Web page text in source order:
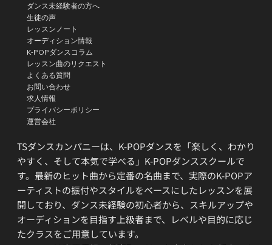
TSダンスカンパニーは、K-POPダンスを「楽しく、わかり
やすく、そして本気で学べる」K-POPダンススクールで
す。最新のヒット曲から定番の名曲まで、実際のK-POPア
ーティストの振付やスタイルをベースにしたレッスンを展
開しており、ダンス未経験の初心者から、スキルアップや
オーディションを目指す上級者まで、レベルや目的に応じ
たクラスをご用意しています。
ダンス未経験者の方へ
生徒の声
レッスンノート
オーディション情報
K-POPダンスコラム
レッスン曲のリクエスト
よくある質問
お問い合わせ
求人情報
プライバシーポリシー
運営会社